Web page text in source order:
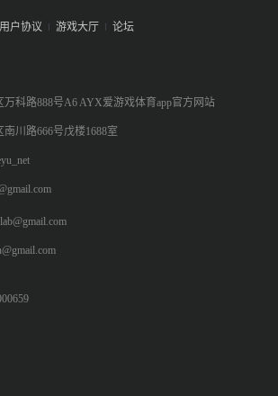
用户协议 游戏大厅 论坛
科路888号A6 AYX爱游戏体育app官方网站
川路666号戊楼1688室